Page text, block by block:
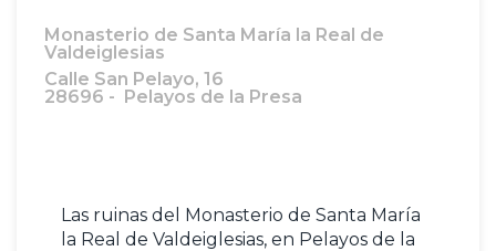
Monasterio de Santa María la Real de
Valdeiglesias
Calle San Pelayo, 16
28696 - Pelayos de la Presa
Las ruinas del Monasterio de Santa María
la Real de Valdeiglesias, en Pelayos de la